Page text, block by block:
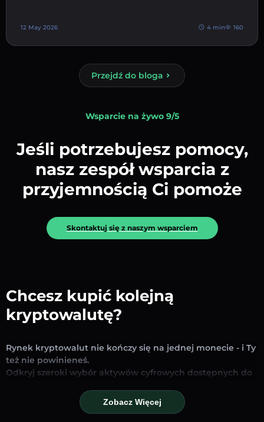
12 May 2026 4 min 160
Przejdź do bloga
Wsparcie na żywo 9/5
Jeśli potrzebujesz pomocy,
nasz zespół wsparcia z
przyjemnością Ci pomoże
Skontaktuj się z naszym wsparciem
Chcesz kupić kolejną
kryptowalutę?
Rynek kryptowalut nie kończy się na jednej monecie - i Ty
też nie powinieneś.
Odkryj szeroki wybór aktywów cyfrowych dostępnych do
tego, czy szukasz uznanych stablecoinów, obiecujących
altcoinów czy nowych trendujących tokenów – znajdziesz
Zobacz Więcej